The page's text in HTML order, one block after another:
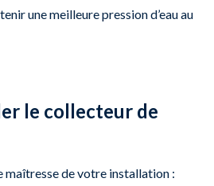
une meilleure pression d’eau au
le collecteur de
maîtresse de votre installation :